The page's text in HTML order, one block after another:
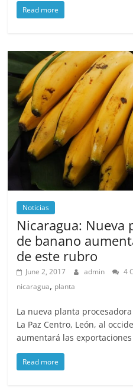
Read more
Noticias
Nicaragua: Nueva
de banano
de este rubro
June 2, 2017 admin 4
nicaragua, planta
La nueva planta
La Paz Centro, León, al
aumentará las
Read more